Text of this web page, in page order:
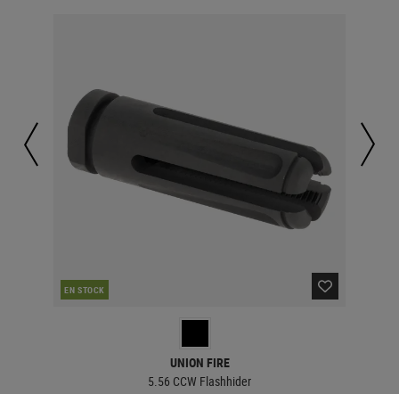
EN STOCK
UNION FIRE
5.56 CCW Flashhider